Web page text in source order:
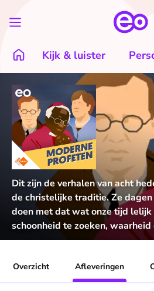
Kijk & luister
Dit zijn de verhalen van acht
de christelijke traditie. Ze
doen met dat wat onze tijd lelijk
schoonheid te zoeken,
Overzicht Afleveringen